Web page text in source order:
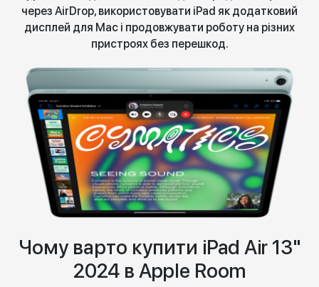
через AirDrop, використовувати iPad як додатковий
дисплей для Mac і продовжувати роботу на різних
пристроях без перешкод.
Чому варто купити iPad Air 13"
2024 в Apple Room